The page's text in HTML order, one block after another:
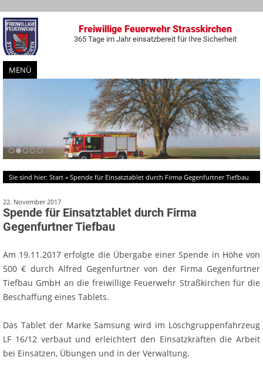
Freiwillige Feuerwehr Strasskirchen
365 Tage im Jahr einsatzbereit für Ihre Sicherheit
MENÜ
Zum
Inhalt
springen
Sie sind hier: Start » Spende für Einsatztablet durch Firma Gegenfurtner Tiefbau
22. November 2017
Spende für Einsatztablet durch Firma
Gegenfurtner Tiefbau
Am 19.11.2017 erfolgte die Übergabe einer Spende in Höhe von
500 € durch Alfred Gegenfurtner von der Firma Gegenfurtner
Tiefbau GmbH an die freiwillige Feuerwehr Straßkirchen für die
Beschaffung eines Tablets.
Das Tablet der Marke Samsung wird im Löschgruppenfahrzeug
LF 16/12 verbaut und erleichtert den Einsatzkräften die Arbeit
bei Einsätzen, Übungen und in der Verwaltung.